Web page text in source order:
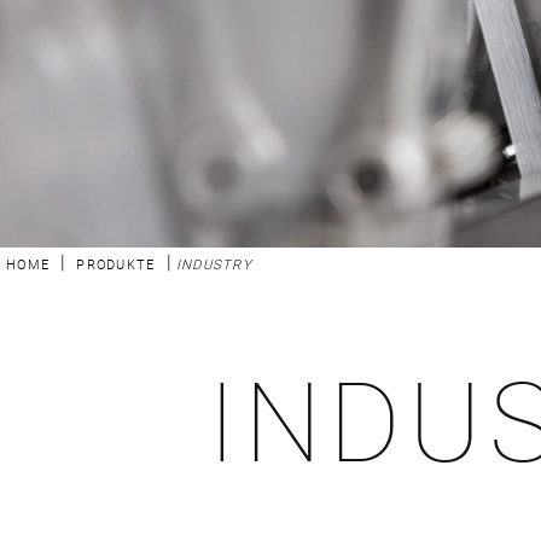
HOME | PRODUKTE | INDUSTRY